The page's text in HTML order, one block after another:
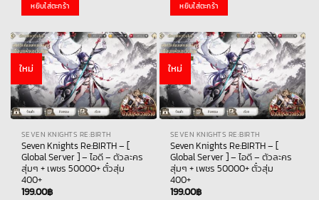
หยิบใส่ตะกร้า หยิบใส่ตะกร้า
ใหม่
SEVEN KNIGHTS RE:BIRTH
Seven Knights Re:BIRTH – [
Global Server ] – ไอดี – ตัวละคร
สุ่มๆ + เพชร 50000+ ตั๋วสุ่ม
400+
199.00฿
ใหม่
SEVEN KNIGHTS RE:BIRTH
Seven Knights Re:BIRTH – [
Global Server ] – ไอดี – ตัวละคร
สุ่มๆ + เพชร 50000+ ตั๋วสุ่ม
400+
199.00฿